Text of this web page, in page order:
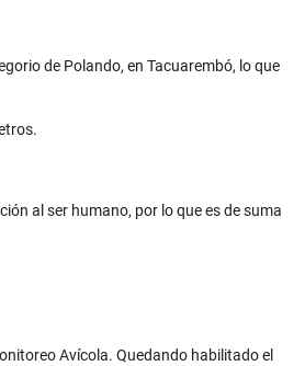
de Polando, en Tacuarembó, lo que
al ser humano, por lo que es de suma
Avícola. Quedando habilitado el